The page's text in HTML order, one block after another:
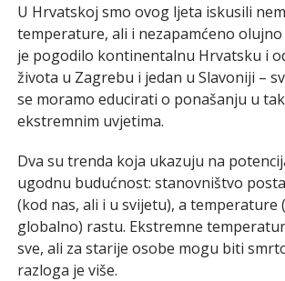
U Hrvatskoj smo ovog ljeta iskusili
temperature, ali i nezapamćeno
je pogodilo kontinentalnu Hrvatsku i
života u Zagrebu i jedan u Slavoniji –
se moramo educirati o ponašanju u
ekstremnim uvjetima.
Dva su trenda koja ukazuju na
ugodnu budućnost: stanovništvo
(kod nas, ali i u svijetu), a temperature
globalno) rastu. Ekstremne
sve, ali za starije osobe mogu biti
razloga je više.